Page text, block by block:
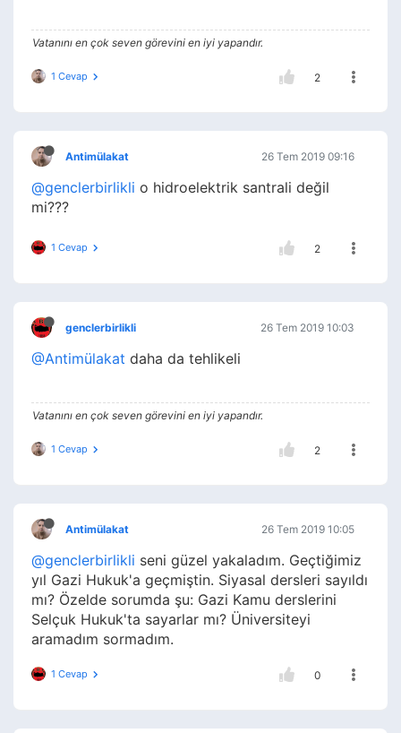
Vatanını en çok seven görevini en iyi yapandır.
1 Cevap 2
Antimülakat 26 Tem 2019 09:16
@genclerbirlikli o hidroelektrik santrali değil
mi???
1 Cevap 2
genclerbirlikli 26 Tem 2019 10:03
@Antimülakat daha da tehlikeli
Vatanını en çok seven görevini en iyi yapandır.
1 Cevap 2
Antimülakat 26 Tem 2019 10:05
@genclerbirlikli seni güzel yakaladım. Geçtiğimiz
yıl Gazi Hukuk'a geçmiştin. Siyasal dersleri sayıldı
mı? Özelde sorumda şu: Gazi Kamu derslerini
Selçuk Hukuk'ta sayarlar mı? Üniversiteyi
aramadım sormadım.
1 Cevap 0